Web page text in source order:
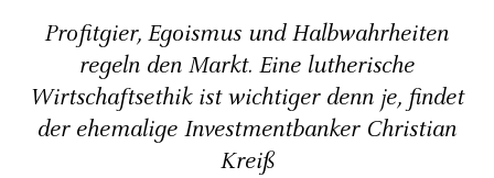
Profitgier, Egoismus und Halbwahrheiten
regeln den Markt. Eine lutherische
Wirtschaftsethik ist wichtiger denn je, findet
der ehemalige Investmentbanker Christian
Kreiß